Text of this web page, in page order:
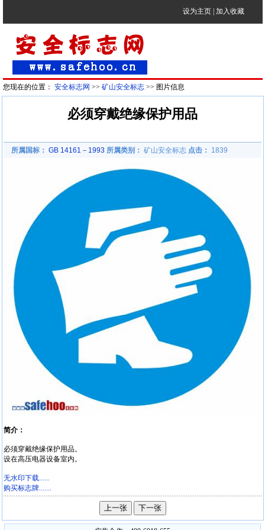
设为主页 加入收藏
您现在的位置： 安全标志网 >> 矿山安全标志>> 图片信息
必须穿戴绝缘保护用品
所属国标： GB 14161－1993 所属类别： 矿山安全标志 点击： 1839
简介：
必须穿戴绝缘保护用品。
设在高压电器设备室内。
无水印下载......
购买标志牌.......